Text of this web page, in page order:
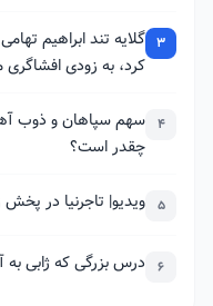
3 گلایه تند ابراهیم
کرد، به زودی
4 سهم سپاهان و ذوب
چقدر است؟
5 ویدیو| تاجرنیا در پخش
6 درس بزرگی که ژابی به